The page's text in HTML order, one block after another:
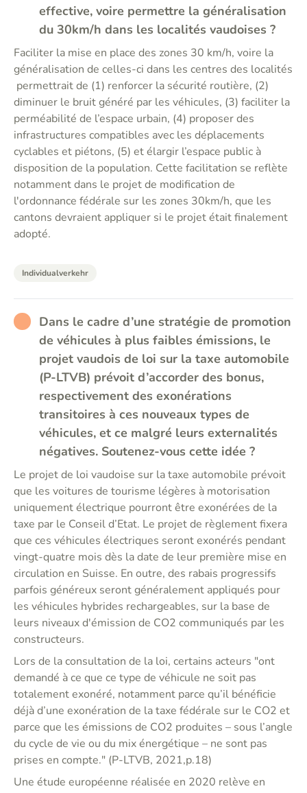
effective, voire permettre la généralisation
du 30km/h dans les localités vaudoises ?
Faciliter la mise en place des zones 30 km/h, voire la
généralisation de celles-ci dans les centres des localités
permettrait de (1) renforcer la sécurité routière, (2)
diminuer le bruit généré par les véhicules, (3) faciliter la
perméabilité de l’espace urbain, (4) proposer des
infrastructures compatibles avec les déplacements
cyclables et piétons, (5) et élargir l’espace public à
disposition de la population. Cette facilitation se reflète
notamment dans le projet de modification de
l'ordonnance fédérale sur les zones 30km/h, que les
cantons devraient appliquer si le projet était finalement
adopté.
Individualverkehr
RATHER_BAD
Dans le cadre d’une stratégie de promotion
de véhicules à plus faibles émissions, le
projet vaudois de loi sur la taxe automobile
(P-LTVB) prévoit d’accorder des bonus,
respectivement des exonérations
transitoires à ces nouveaux types de
véhicules, et ce malgré leurs externalités
négatives. Soutenez-vous cette idée ?
Le projet de loi vaudoise sur la taxe automobile prévoit
que les voitures de tourisme légères à motorisation
uniquement électrique pourront être exonérées de la
taxe par le Conseil d’Etat. Le projet de règlement fixera
que ces véhicules électriques seront exonérés pendant
vingt-quatre mois dès la date de leur première mise en
circulation en Suisse. En outre, des rabais progressifs
parfois généreux seront généralement appliqués pour
les véhicules hybrides rechargeables, sur la base de
leurs niveaux d'émission de CO2 communiqués par les
constructeurs.
Lors de la consultation de la loi, certains acteurs "ont
demandé à ce que ce type de véhicule ne soit pas
totalement exonéré, notamment parce qu’il bénéficie
déjà d’une exonération de la taxe fédérale sur le CO2 et
parce que les émissions de CO2 produites – sous l’angle
du cycle de vie ou du mix énergétique – ne sont pas
prises en compte." (P-LTVB, 2021,p.18)
Une étude européenne réalisée en 2020 relève en